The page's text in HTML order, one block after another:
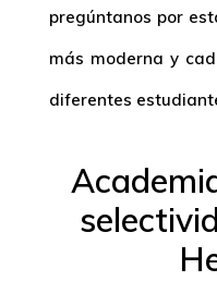
pregúntanos por
más moderna y
diferentes